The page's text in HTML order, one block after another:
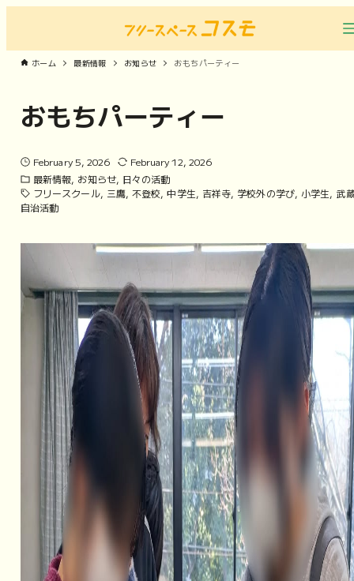
ホーム 最新情報 お知らせ おもちパーティー
おもちパーティー
February 5, 2026
February 12, 2026
最新情報 お知らせ 日々の活動
フリースクール 三鷹 不登校 中学生 吉祥寺 学校外の学び 小学生 武
自治活動